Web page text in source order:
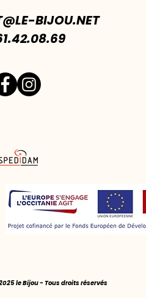
BIJOU.NET
le Bijou - Tous droits réservés